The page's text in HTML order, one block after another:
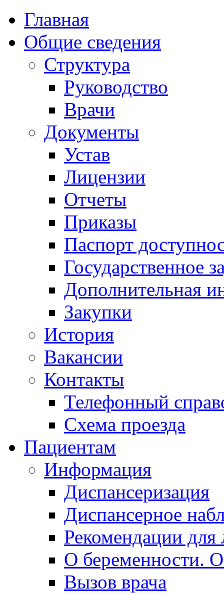
Главная
Общие сведения
Структура
Руководство
Врачи
Документы
Устав
Лицензии
Отчеты
Приказы
Паспорт
Государственное
Дополнительная
Закупки
История
Вакансии
Контакты
Телефонный
Схема проезда
Пациентам
Информация
Диспансеризация
Диспансерное
Рекомендации для
О беременности.
Вызов врача